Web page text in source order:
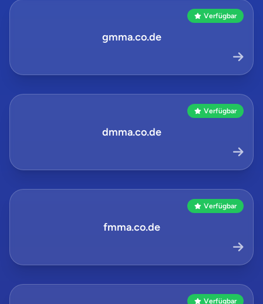
Verfügbar
gmma.co.de
Verfügbar
dmma.co.de
Verfügbar
fmma.co.de
Verfügbar